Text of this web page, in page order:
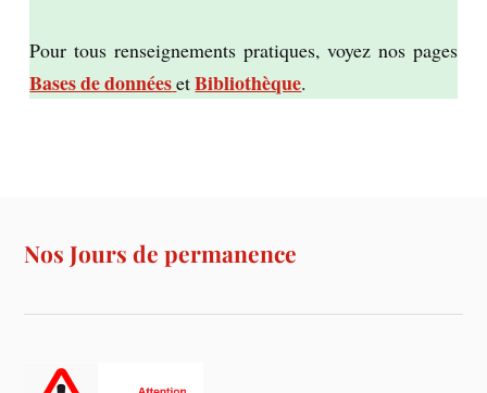
Pour tous renseignements pratiques, voyez nos pages
Bases de donnéesetBibliothèque.
Nos Jours de permanence